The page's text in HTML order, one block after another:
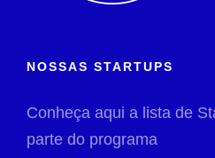
NOSSAS STARTUPS
Conheça aqui a lista de
parte do programa